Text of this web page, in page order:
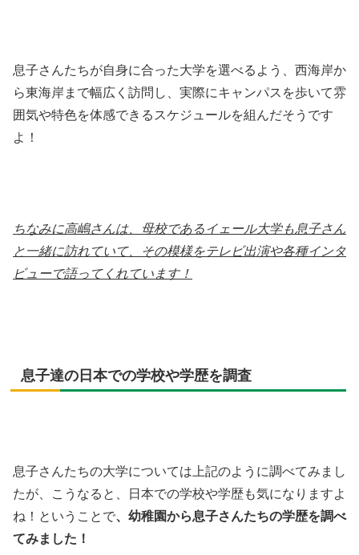
息子さんたちが自身に合った大学を選べるよう、西海岸か
ら東海岸まで幅広く訪問し、実際にキャンパスを歩いて雰
囲気や特色を体感できるスケジュールを組んだそうです
よ！
ちなみに高嶋さんは、母校であるイェール大学も息子さん
と一緒に訪れていて、その模様をテレビ出演や各種インタ
ビューで語ってくれています！
息子達の日本での学校や学歴を調査
息子さんたちの大学については上記のように調べてみまし
たが、こうなると、日本での学校や学歴も気になりますよ
ね！ということで、幼稚園から息子さんたちの学歴を調べ
てみました！